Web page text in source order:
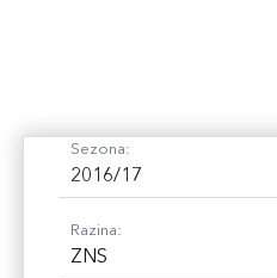
Sezona:
2016/17
Razina:
ZNS